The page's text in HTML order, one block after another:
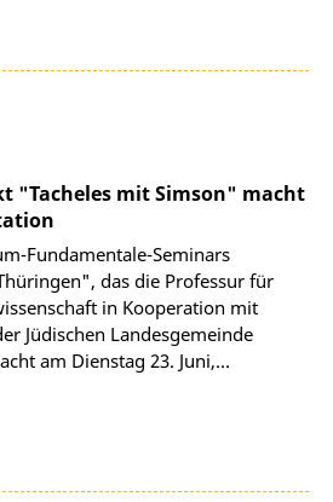
"Tacheles mit Simson" macht
Fundamentale-Seminars
das die Professur für
in Kooperation mit
Jüdischen Landesgemeinde
am Dienstag 23. Juni,…